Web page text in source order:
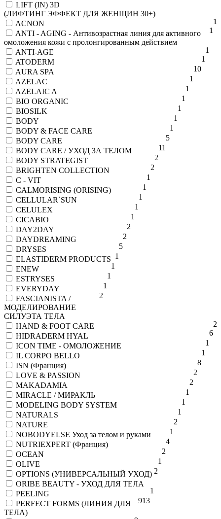
LIFT (IN) 3D
(ЛИФТИНГ ЭФФЕКТ ДЛЯ ЖЕНЩИН 30+)
1
ACNON
1
ANTI - AGING - Антивозрастная линия для активного
омоложения кожи с пролонгированным действием
1
ANTI-AGE
1
ATODERM
10
AURA SPA
1
AZELAC
1
AZELAIC A
1
BIO ORGANIC
1
BIOSILK
1
BODY
1
BODY & FACE CARE
5
BODY CARE
11
BODY CARE / УХОД ЗА ТЕЛОМ
2
BODY STRATEGIST
2
BRIGHTEN COLLECTION
1
C - VIT
1
CALMORISING (ORISING)
1
CELLULAR`SUN
1
CELULEX
1
CICABIO
2
DAY2DAY
2
DAYDREAMING
5
DRYSES
1
ELASTIDERM PRODUCTS
1
ENEW
1
ESTRYSES
1
EVERYDAY
2
FASCIANISTA /
МОДЕЛИРОВАНИЕ
СИЛУЭТА ТЕЛА
2
HAND & FOOT CARE
6
HIDRADERM HYAL
1
ICON TIME - ОМОЛОЖЕНИЕ
1
IL CORPO BELLO
8
ISN (Франция)
2
LOVE & PASSION
2
MAKADAMIA
1
MIRACLE / МИРАКЛЬ
1
MODELING BODY SYSTEM
1
NATURALS
2
NATURE
1
NOBODYELSE Уход за телом и руками
4
NUTRIEXPERT (Франция)
2
OCEAN
1
OLIVE
2
OPTIONS (УНИВЕРСАЛЬНЫЙ УХОД)
1
ORIBE BEAUTY - УХОД ДЛЯ ТЕЛА
13
PEELING
9
PERFECT FORMS (ЛИНИЯ ДЛЯ
ТЕЛА)